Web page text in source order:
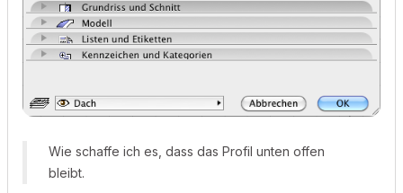
Wie schaffe ich es, dass das Profil unten offen
bleibt.